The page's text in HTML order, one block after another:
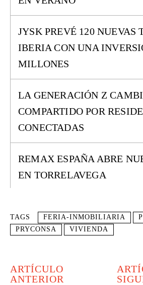
JYSK PREVÉ 120 NUEVAS
IBERIA CON UNA
MILLONES
LA GENERACIÓN Z
COMPARTIDO POR
CONECTADAS
REMAX ESPAÑA ABRE
EN TORRELAVEGA
TAGS FERIA-INMOBILIARIA
PRYCONSA
VIVIENDA
ARTÍCULO
ANTERIOR